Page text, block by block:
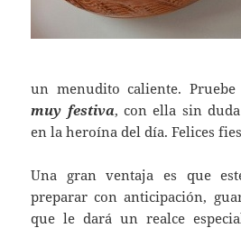
un menudito caliente. Pruebe
muy festiva, con ella sin
en la heroína del día. Felices
Una gran ventaja es que
preparar con anticipación,
que le dará un realce